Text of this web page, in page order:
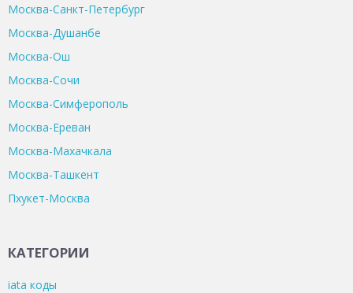
Москва-Санкт-Петербург
Москва-Душанбе
Москва-Ош
Москва-Сочи
Москва-Симферополь
Москва-Ереван
Москва-Махачкала
Москва-Ташкент
Пхукет-Москва
КАТЕГОРИИ
iata коды